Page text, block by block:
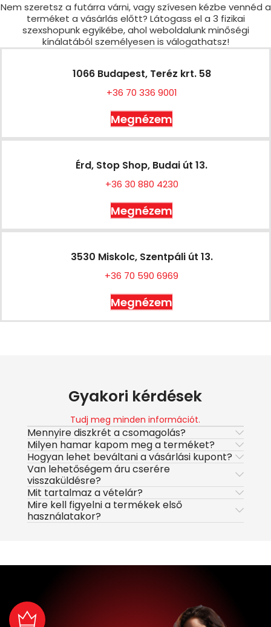
Nem szeretsz a futárra várni, vagy szívesen kézbe vennéd a
terméket a vásárlás előtt? Látogass el a 3 fizikai
szexshopunk egyikébe, ahol weboldalunk minőségi
kínálatából személyesen is válogathatsz!
1066 Budapest, Teréz krt. 58
+36 70 336 9001
Megnézem
Érd, Stop Shop, Budai út 13.
+36 30 880 4230
Megnézem
3530 Miskolc, Szentpáli út 13.
+36 70 590 6969
Megnézem
Gyakori kérdések
Tudj meg minden információt.
Mennyire diszkrét a csomagolás?
Milyen hamar kapom meg a terméket?
Hogyan lehet beváltani a vásárlási kupont?
Van lehetőségem áru cserére
visszaküldésre?
Mit tartalmaz a vételár?
Mire kell figyelni a termékek első
használatakor?